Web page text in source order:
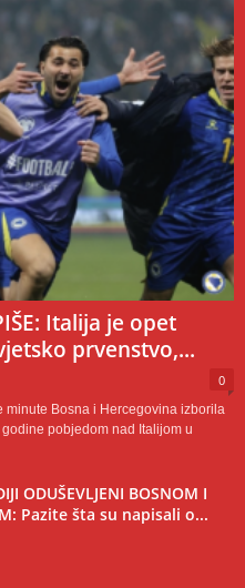
Italija je opet
prvenstvo,...
0
Bosna i Hercegovina izborila
pobjedom nad Italijom u
ODUŠEVLJENI BOSNOM I
Pazite šta su napisali o...